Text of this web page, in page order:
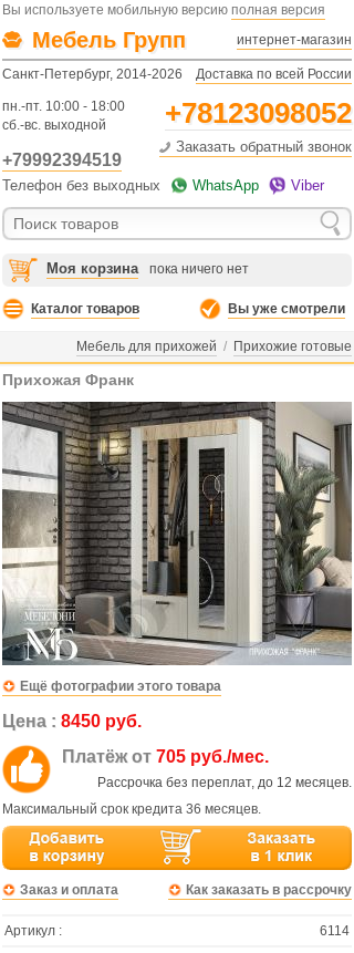
Вы используете мобильную версию полная версия
Мебель Групп интернет-магазин
Санкт-Петербург, 2014-2026 Доставка по всей России
пн.-пт. 10:00 - 18:00
сб.-вс. выходной
+78123098052
+79992394519
Заказать обратный звонок
Телефон без выходных WhatsApp Viber
Моя корзина пока ничего нет
Каталог товаров Вы уже смотрели
Мебель для прихожей / Прихожие готовые
Прихожая Франк
Ещё фотографии этого товара
Цена : 8450 руб.
Платёж от 705 руб./мес.
Рассрочка без переплат, до 12 месяцев.
Максимальный срок кредита 36 месяцев.
Заказ и оплата Как заказать в рассрочку
Артикул :
6114